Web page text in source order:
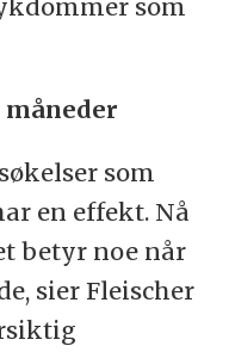
som
som
en effekt. Nå
betyr noe når
sier Fleischer